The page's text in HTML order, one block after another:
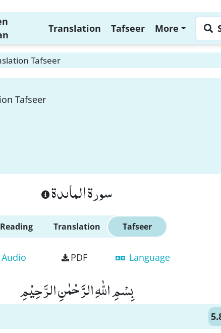
Translation Tafseer More
Tafseer
Tafseer
سورة الماىدة
Reading Translation Tafseer
Audio PDF Language
بِسْمِ اللّٰهِ الرَّحْمٰنِ الرَّحِیْمِ